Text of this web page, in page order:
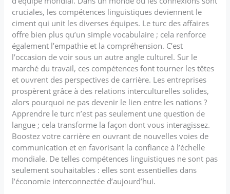
cruciales, les compétences linguistiques deviennent le
ciment qui unit les diverses équipes. Le turc des affaires
offre bien plus qu’un simple vocabulaire ; cela renforce
également l’empathie et la compréhension. C’est
l’occasion de voir sous un autre angle culturel. Sur le
marché du travail, ces compétences font tourner les têtes
et ouvrent des perspectives de carrière. Les entreprises
prospèrent grâce à des relations interculturelles solides,
alors pourquoi ne pas devenir le lien entre les nations ?
Apprendre le turc n’est pas seulement une question de
langue ; cela transforme la façon dont vous interagissez.
Boostez votre carrière en ouvrant de nouvelles voies de
communication et en favorisant la confiance à l’échelle
mondiale. De telles compétences linguistiques ne sont pas
seulement souhaitables : elles sont essentielles dans
l’économie interconnectée d’aujourd’hui.